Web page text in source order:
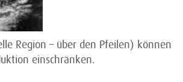
Region – über den Pfeilen) können
einschränken.